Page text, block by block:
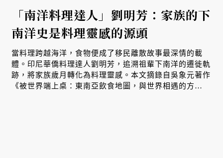
「南洋料理達人」劉明芳：家族的下
南洋史是料理靈感的源頭
當料理跨越海洋，食物便成了移民離散故事最深情的載
體。印尼華僑料理達人劉明芳，追溯祖輩下南洋的遷徙軌
跡，將家族歲月轉化為料理靈感。本文摘錄自吳象元著作
《被世界端上桌：東南亞飲食地圖，與世界相遇的方